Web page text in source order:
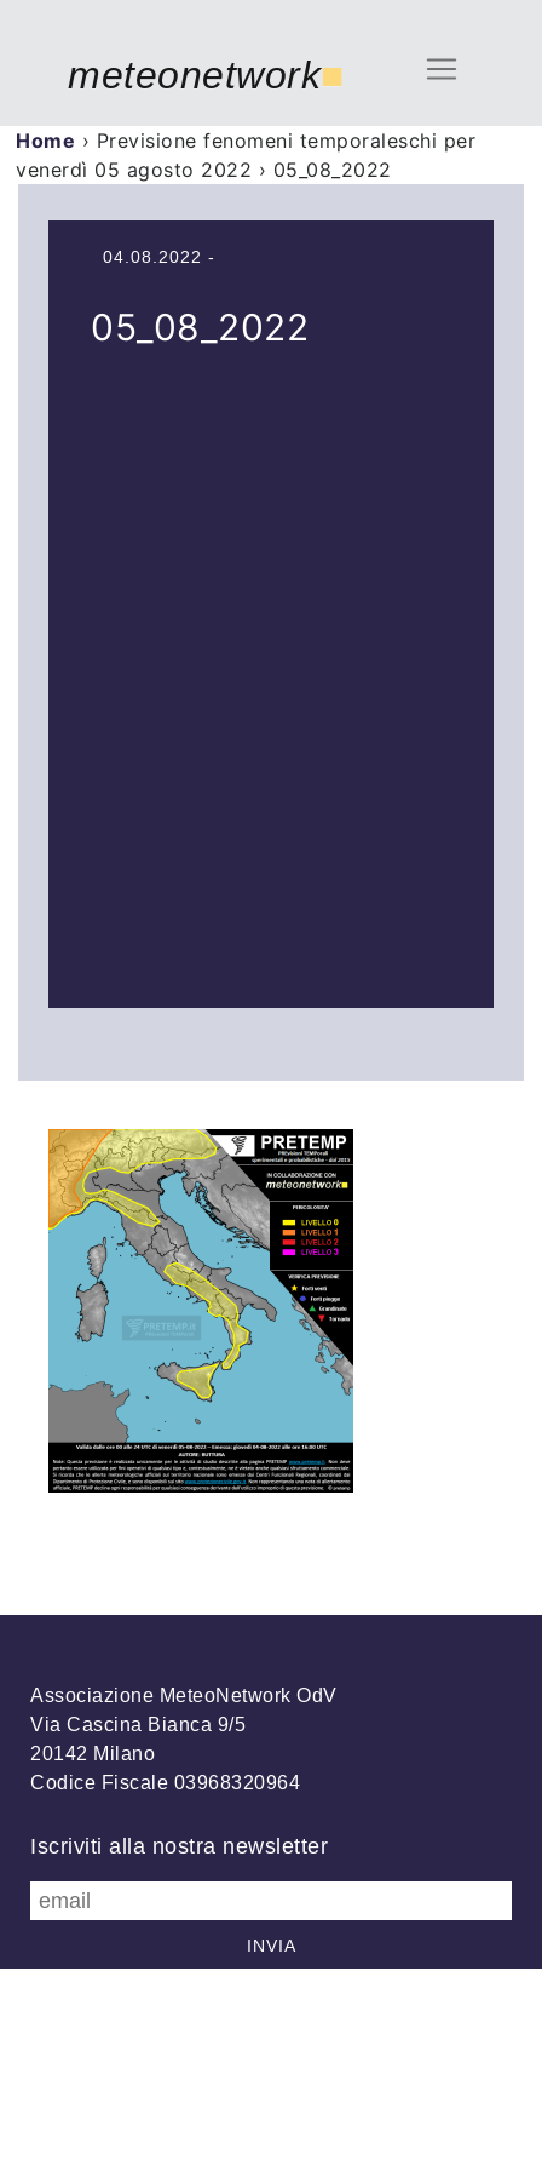
meteonetwork■
Home › Previsione fenomeni temporaleschi per
venerdì 05 agosto 2022 › 05_08_2022
04.08.2022 -
05_08_2022
Associazione MeteoNetwork OdV
Via Cascina Bianca 9/5
20142 Milano
Codice Fiscale 03968320964
Iscriviti alla nostra newsletter